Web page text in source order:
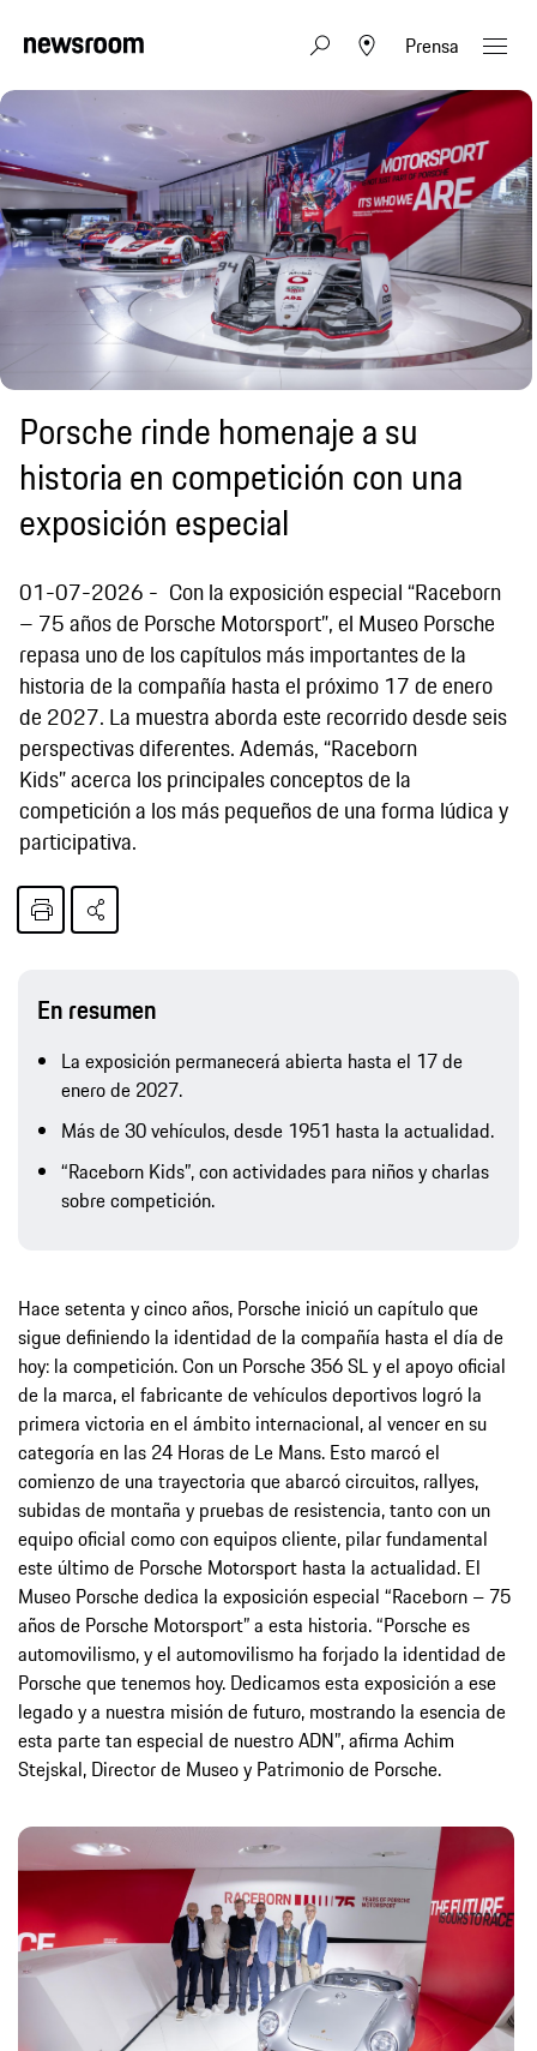
Prensa
Porsche rinde homenaje a su
historia en competición con una
exposición especial
01-07-2026
Con la exposición especial “Raceborn
– 75 años de Porsche Motorsport”, el Museo Porsche
repasa uno de los capítulos más importantes de la
historia de la compañía hasta el próximo 17 de enero
de 2027. La muestra aborda este recorrido desde seis
perspectivas diferentes. Además, “Raceborn
Kids” acerca los principales conceptos de la
competición a los más pequeños de una forma lúdica y
participativa.
En resumen
La exposición permanecerá abierta hasta el 17 de
enero de 2027.
Más de 30 vehículos, desde 1951 hasta la actualidad.
“Raceborn Kids”, con actividades para niños y charlas
sobre competición.
Hace setenta y cinco años, Porsche inició un capítulo que
sigue definiendo la identidad de la compañía hasta el día de
hoy: la competición. Con un Porsche 356 SL y el apoyo oficial
de la marca, el fabricante de vehículos deportivos logró la
primera victoria en el ámbito internacional, al vencer en su
categoría en las 24 Horas de Le Mans. Esto marcó el
comienzo de una trayectoria que abarcó circuitos, rallyes,
subidas de montaña y pruebas de resistencia, tanto con un
equipo oficial como con equipos cliente, pilar fundamental
este último de Porsche Motorsport hasta la actualidad. El
Museo Porsche dedica la exposición especial “Raceborn – 75
años de Porsche Motorsport” a esta historia. “Porsche es
automovilismo, y el automovilismo ha forjado la identidad de
Porsche que tenemos hoy. Dedicamos esta exposición a ese
legado y a nuestra misión de futuro, mostrando la esencia de
esta parte tan especial de nuestro ADN”, afirma Achim
Stejskal, Director de Museo y Patrimonio de Porsche.